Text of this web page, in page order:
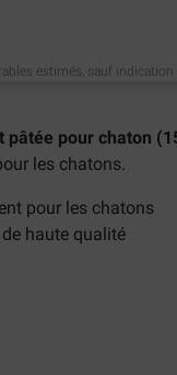
estimés, sauf indication
pâtée pour chaton
les chatons.
pour les chatons
haute qualité